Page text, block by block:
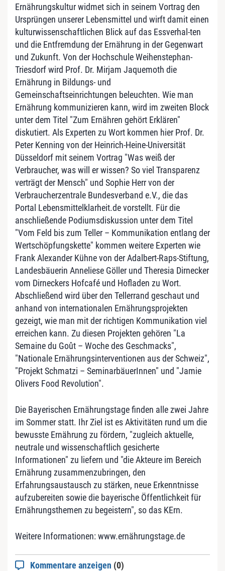
Ernährungskultur widmet sich in seinem Vortrag den
Ursprüngen unserer Lebensmittel und wirft damit einen
kulturwissenschaftlichen Blick auf das Essverhal-ten
und die Entfremdung der Ernährung in der Gegenwart
und Zukunft. Von der Hochschule Weihenstephan-
Triesdorf wird Prof. Dr. Mirjam Jaquemoth die
Ernährung in Bildungs- und
Gemeinschaftseinrichtungen beleuchten. Wie man
Ernährung kommunizieren kann, wird im zweiten Block
unter dem Titel "Zum Ernähren gehört Erklären"
diskutiert. Als Experten zu Wort kommen hier Prof. Dr.
Peter Kenning von der Heinrich-Heine-Universität
Düsseldorf mit seinem Vortrag "Was weiß der
Verbraucher, was will er wissen? So viel Transparenz
verträgt der Mensch" und Sophie Herr von der
Verbraucherzentrale Bundesverband e.V., die das
Portal Lebensmittelklarheit.de vorstellt. Für die
anschließende Podiumsdiskussion unter dem Titel
"Vom Feld bis zum Teller – Kommunikation entlang der
Wertschöpfungskette" kommen weitere Experten wie
Frank Alexander Kühne von der Adalbert-Raps-Stiftung,
Landesbäuerin Anneliese Göller und Theresia Dirnecker
vom Dirneckers Hofcafé und Hofladen zu Wort.
Abschließend wird über den Tellerrand geschaut und
anhand von internationalen Ernährungsprojekten
gezeigt, wie man mit der richtigen Kommunikation viel
erreichen kann. Zu diesen Projekten gehören "La
Semaine du Goût – Woche des Geschmacks",
"Nationale Ernährungsinterventionen aus der Schweiz",
"Projekt Schmatzi – SeminarbäuerInnen" und "Jamie
Olivers Food Revolution".
Die Bayerischen Ernährungstage finden alle zwei Jahre
im Sommer statt. Ihr Ziel ist es Aktivitäten rund um die
bewusste Ernährung zu fördern, "zugleich aktuelle,
neutrale und wissenschaftlich gesicherte
Informationen" zu liefern und "die Akteure im Bereich
Ernährung zusammenzubringen, den
Erfahrungsaustausch zu stärken, neue Erkenntnisse
aufzubereiten sowie die bayerische Öffentlichkeit für
Ernährungsthemen zu begeistern", so das KErn.
Weitere Informationen: www.ernährungstage.de
Kommentare anzeigen (0)